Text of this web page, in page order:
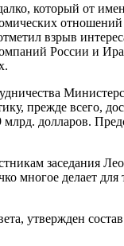
который от
взрыв
России и
прежде
долларов.
заседания
многое делает
утвержден